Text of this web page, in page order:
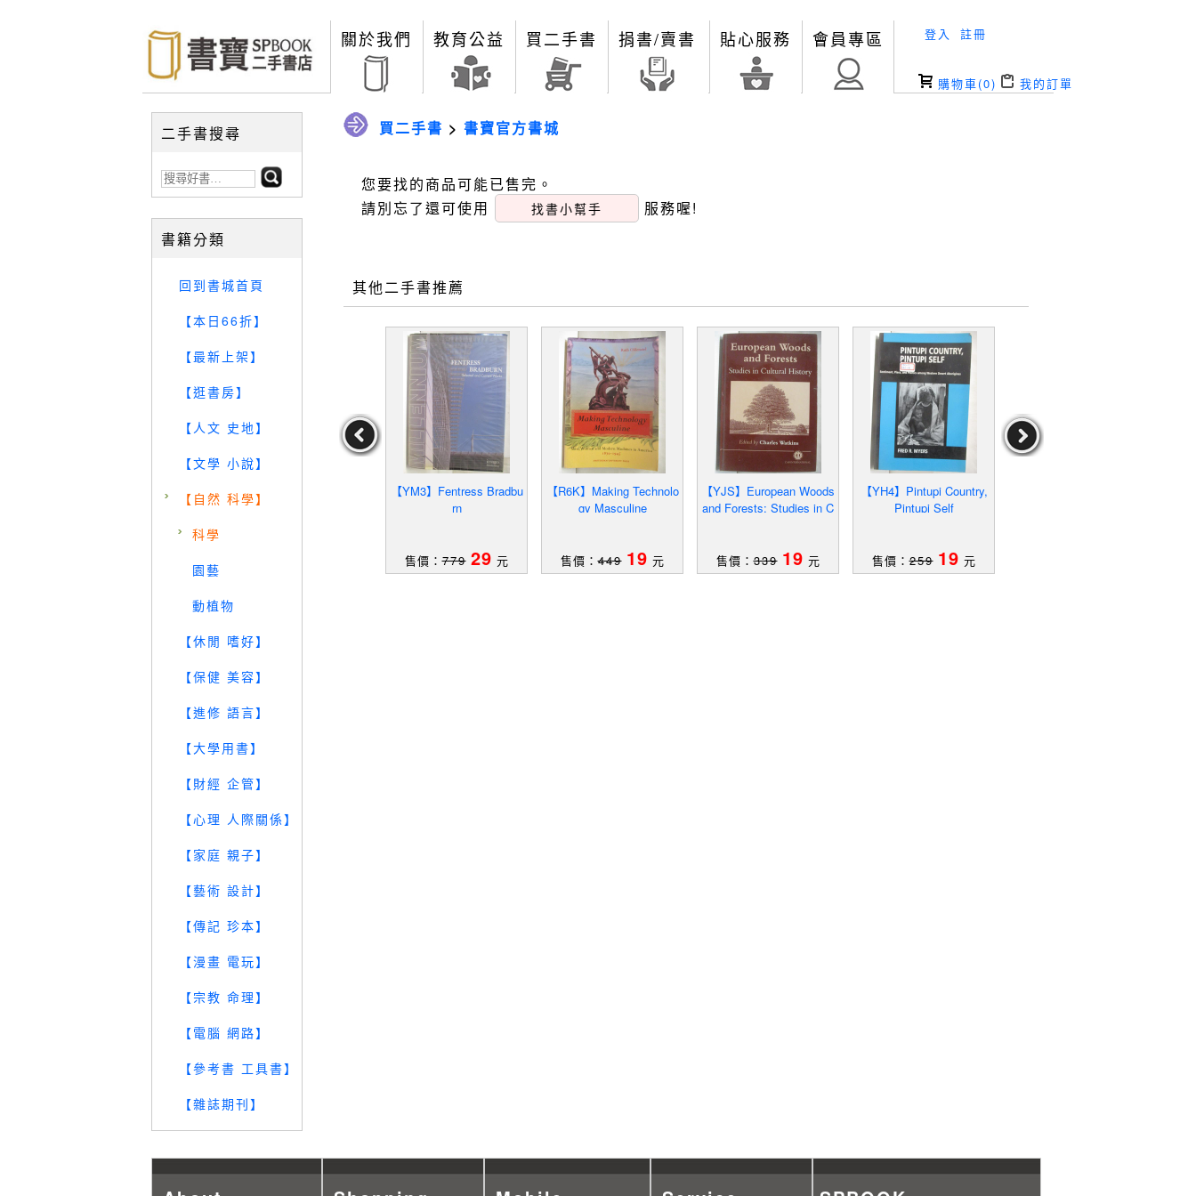
關於我們 教育公益 買二手書 捐書/賣書 貼心服務 會員專區 登入 註冊
購物車(0) 我的訂單
二手書搜尋
書籍分類
回到書城首頁
【本日66折】
【最新上架】
【逛書房】
【人文 史地】
【文學 小說】
【自然 科學】
科學
園藝
動植物
【休閒 嗜好】
【保健 美容】
【進修 語言】
【大學用書】
【財經 企管】
【心理 人際關係】
【家庭 親子】
【藝術 設計】
【傳記 珍本】
【漫畫 電玩】
【宗教 命理】
【電腦 網路】
【參考書 工具書】
【雜誌期刊】
買二手書 > 書寶官方書城
您要找的商品可能已售完。
請別忘了還可使用
找書小幫手 服務喔!
其他二手書推薦
【QA7】精神支配物質_張
【SDB】3-D Explorer: So
lar System_Quigley, Seb
【YM3】Fentress Bradbu
rn
售價：779 29 元
【R6K】Making Technolo
gy Masculine
售價：449 19 元
【YJS】European Woods
and Forests: Studies in C
售價：339 19 元
【YH4】Pintupi Country,
Pintupi Self
售價：259 19 元